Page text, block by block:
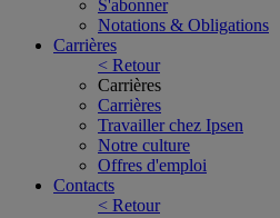
S'abonner
Notations & Obligations
Carrières
< Retour
Carrières
Carrières
Travailler chez Ipsen
Notre culture
Offres d'emploi
Contacts
< Retour